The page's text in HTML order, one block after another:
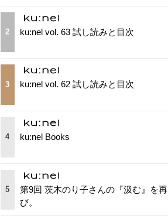
2 ku:nel vol. 63 試し読みと目次
3 ku:nel vol. 62 試し読みと目次
4 ku:nel Books
5
第9回 茨木のり子さんの『汲む』を再
び。